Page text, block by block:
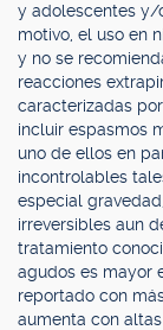
y adolescentes y/
motivo, el uso en
y no se
reacciones
caracterizadas
incluir espasmos
uno de ellos en
incontrolables
especial
irreversibles aun
tratamiento
agudos es mayor
reportado con
aumenta con